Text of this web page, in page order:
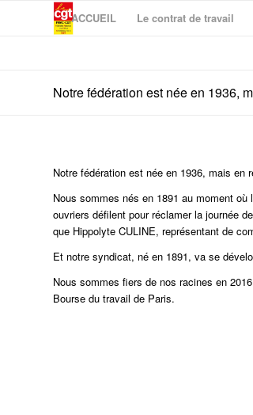
ACCUEIL Le contrat de travail
Notre fédération est née en 1936,
Notre fédération est née en 1936, mais en
Nous sommes nés en 1891 au moment
ouvriers défilent pour réclamer la journée
que Hippolyte CULINE, représentant de
Et notre syndicat, né en 1891, va se
Nous sommes fiers de nos racines en
Bourse du travail de Paris.